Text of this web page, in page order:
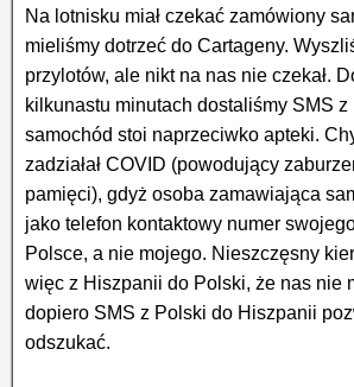
Na lotnisku miał czekać zamówiony
mieliśmy dotrzeć do Cartageny.
przylotów, ale nikt na nas nie czekał.
kilkunastu minutach dostaliśmy SMS z
samochód stoi naprzeciwko apteki.
zadziałał COVID (powodujący
pamięci), gdyż osoba zamawiająca
jako telefon kontaktowy numer
Polsce, a nie mojego. Nieszczęsny
więc z Hiszpanii do Polski, że nas nie
dopiero SMS z Polski do Hiszpanii
odszukać.